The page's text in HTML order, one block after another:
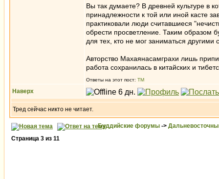
Вы так думаете? В древней культуре в
принадлежности к той или иной касте
практиковали люди считавшиеся
обрести просветление. Таким образом
для тех, кто не мог заниматься другими
Авторство Махаянасамграхи лишь
работа сохранилась в китайских и
Ответы на этот пост: ТМ
Наверх
Тред сейчас никто не читает.
Буддийские форумы ->
Страница 3 из 11